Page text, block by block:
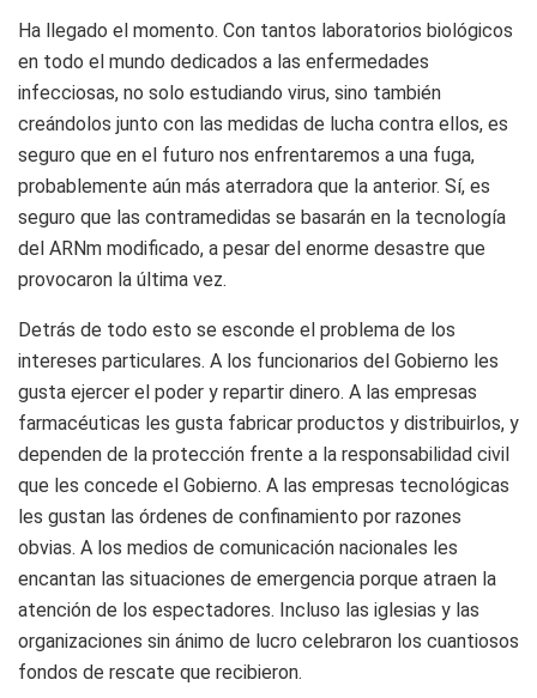
Ha llegado el momento. Con tantos laboratorios biológicos
en todo el mundo dedicados a las enfermedades
infecciosas, no solo estudiando virus, sino también
creándolos junto con las medidas de lucha contra ellos, es
seguro que en el futuro nos enfrentaremos a una fuga,
probablemente aún más aterradora que la anterior. Sí, es
seguro que las contramedidas se basarán en la tecnología
del ARNm modificado, a pesar del enorme desastre que
provocaron la última vez.
Detrás de todo esto se esconde el problema de los
intereses particulares. A los funcionarios del Gobierno les
gusta ejercer el poder y repartir dinero. A las empresas
farmacéuticas les gusta fabricar productos y distribuirlos, y
dependen de la protección frente a la responsabilidad civil
que les concede el Gobierno. A las empresas tecnológicas
les gustan las órdenes de confinamiento por razones
obvias. A los medios de comunicación nacionales les
encantan las situaciones de emergencia porque atraen la
atención de los espectadores. Incluso las iglesias y las
organizaciones sin ánimo de lucro celebraron los cuantiosos
fondos de rescate que recibieron.